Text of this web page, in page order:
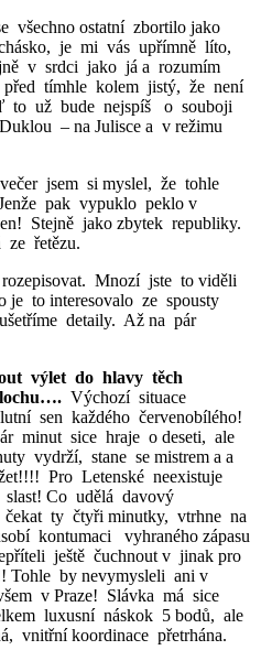
všechno ostatní zbortilo jako
je mi vás upřímně líto,
v srdci jako já a rozumím
tímhle kolem jistý, že není
to už bude nejspíš o souboji
– na Julisce a v režimu
jsem si myslel, že tohle
pak vypuklo peklo v
Stejně jako zbytek republiky.
ze řetězu.
Mnozí jste to viděli
je to interesovalo ze spousty
detaily. Až na pár
výlet do hlavy těch
Výchozí situace
sen každého červenobílého!
minut sice hraje o deseti, ale
vydrží, stane se mistrem a a
Pro Letenské neexistuje
Co udělá davový
čekat ty čtyři minutky, vtrhne na
kontumaci vyhraného zápasu
ještě čuchnout v jinak pro
Tohle by nevymysleli ani v
v Praze! Slávka má sice
luxusní náskok 5 bodů, ale
vnitřní koordinace přetrhána.